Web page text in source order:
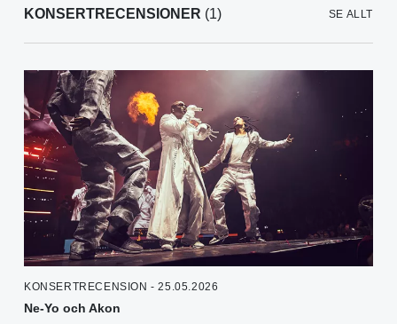
KONSERTRECENSIONER (1) SE ALLT
KONSERTRECENSION - 25.05.2026
Ne-Yo och Akon